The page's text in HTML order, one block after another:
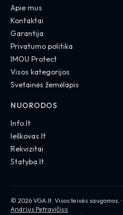
Apie mus
Kontaktai
Garantija
Privatumo politika
IMOU Protect
Visos kategorijos
Svetainės žemėlapis
NUORODOS
Info.lt
Ieškovas.lt
Rekvizitai
Statyba.lt
©2026VGA.lt. Visos teisės saugomos. ·
Andrius Petravičius